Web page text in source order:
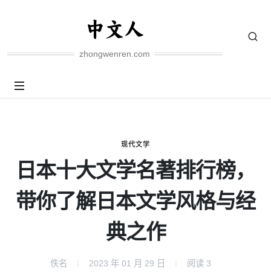
zhongwenren.com
现代文学
日本十大文学名著排行榜，
带你了解日本文学风格与经
典之作
佚名 2023 年 01 月 29 日 阅读 3